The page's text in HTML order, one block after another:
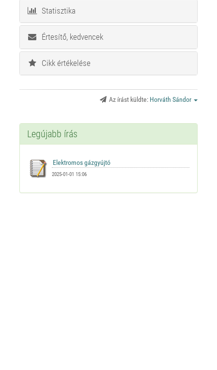
Statisztika
Értesítő, kedvencek
Cikk értékelése
Az írást küldte: Horváth Sándor
Legújabb írás
2025-01-01 15:06